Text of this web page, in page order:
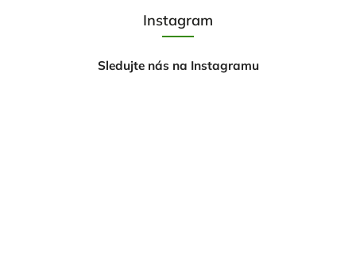
Instagram
Sledujte nás na Instagramu